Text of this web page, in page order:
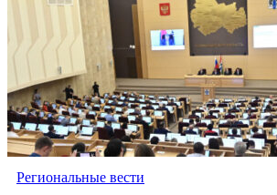
Региональные вести